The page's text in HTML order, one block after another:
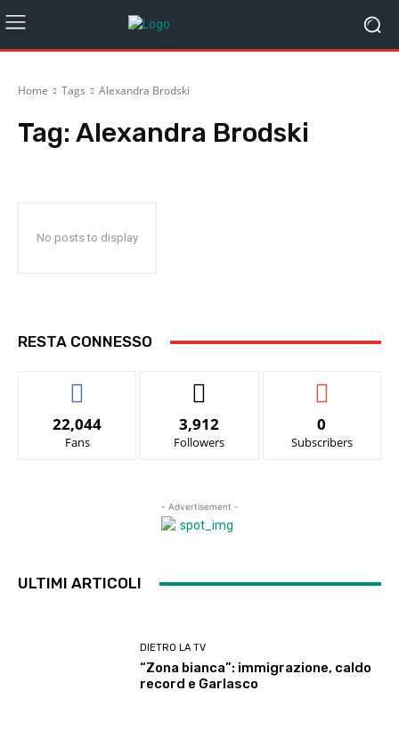
Home Tags Alexandra Brodski
Tag: Alexandra Brodski
No posts to display
RESTA CONNESSO
22,044
Fans
3,912
Followers
0
Subscribers
- Advertisement -
ULTIMI ARTICOLI
DIETRO LA TV
“Zona bianca”: immigrazione, caldo
record e Garlasco